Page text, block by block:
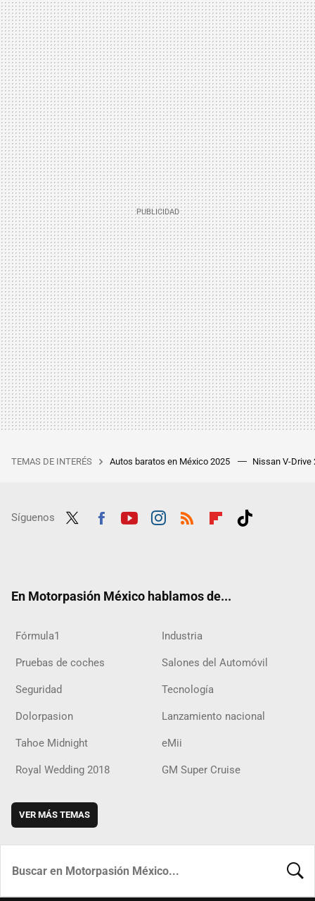
TEMAS DE INTERÉS Autos baratos en México 2025 Nissan V-Drive
Síguenos
En Motorpasión México hablamos de...
Fórmula1 Industria
Pruebas de coches Salones del Automóvil
Seguridad Tecnología
Dolorpasion Lanzamiento nacional
Tahoe Midnight eMii
Royal Wedding 2018 GM Super Cruise
VER MÁS TEMAS